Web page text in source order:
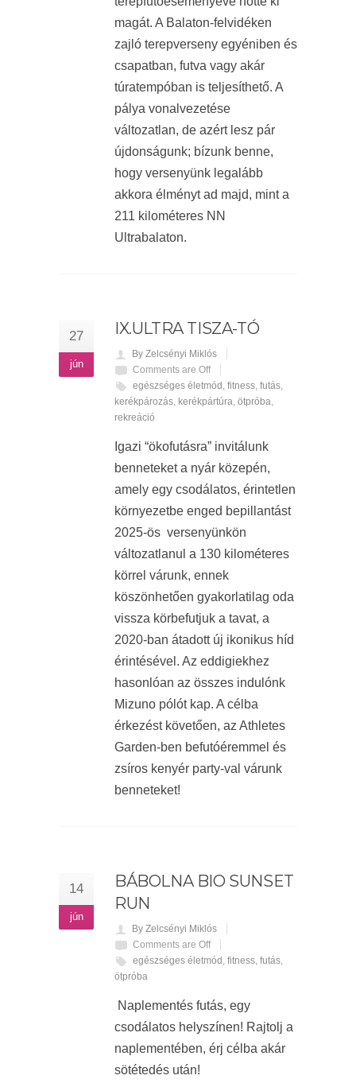
magát. A Balaton-felvidéken
zajló terepverseny egyéniben és
csapatban, futva vagy akár
túratempóban is teljesíthető. A
pálya vonalvezetése
változatlan, de azért lesz pár
újdonságunk; bízunk benne,
hogy versenyünk legalább
akkora élményt ad majd, mint a
211 kilométeres NN
Ultrabalaton.
27
jún
IX.ULTRA TISZA-TÓ
By Zelcsényi Miklós
Comments are Off
egészséges életmód , fitness, futás,
kerékpározás, kerékpártúra, ötpróba,
rekreáció
Igazi “ökofutásra” invitálunk
benneteket a nyár közepén,
amely egy csodálatos, érintetlen
környezetbe enged bepillantást
2025-ös versenyünkön
változatlanul a 130 kilométeres
körrel várunk, ennek
köszönhetően gyakorlatilag oda
vissza körbefutjuk a tavat, a
2020-ban átadott új ikonikus híd
érintésével. Az eddigiekhez
hasonlóan az összes indulónk
Mizuno pólót kap. A célba
érkezést követően, az Athletes
Garden-ben befutóéremmel és
zsíros kenyér party-val várunk
benneteket!
14
jún
BÁBOLNA BIO SUNSET
RUN
By Zelcsényi Miklós
Comments are Off
egészséges életmód , fitness, futás,
ötpróba
Naplementés futás, egy
csodálatos helyszínen! Rajtolj a
naplementében, érj célba akár
sötétedés után!